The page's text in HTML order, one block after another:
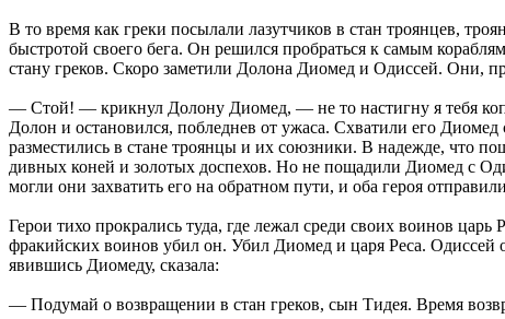
В то время как греки посылали лазутчиков в стан троянцев,
быстротой своего бега. Он решился пробраться к самым
стану греков. Скоро заметили Долона Диомед и Одиссей. Они,
— Стой! — крикнул Долону Диомед, — не то настигну я тебя
Долон и остановился, побледнев от ужаса. Схватили его
разместились в стане троянцы и их союзники. В надежде, что
дивных коней и золотых доспехов. Но не пощадили Диомед с
могли они захватить его на обратном пути, и оба героя
Герои тихо прокрались туда, где лежал среди своих воинов
фракийских воинов убил он. Убил Диомед и царя Реса. Одиссей
явившись Диомеду, сказала:
— Подумай о возвращении в стан греков, сын Тидея. Время